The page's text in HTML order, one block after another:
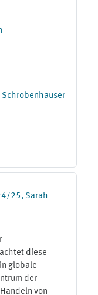
25, Sarah
diese
globale
der
von